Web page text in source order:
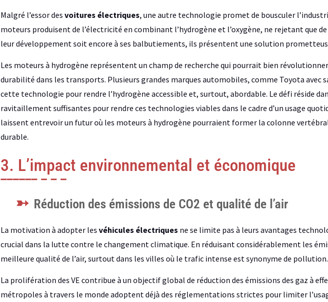
Malgré l’essor des voitures électriques, une autre technologie promet de bousculer
moteurs produisent de l’électricité en combinant l’hydrogène et l’oxygène, ne rejetant que
leur développement soit encore à ses balbutiements, ils présentent une solution
Les moteurs à hydrogène représentent un champ de recherche qui pourrait bien
durabilité dans les transports. Plusieurs grandes marques automobiles, comme Toyota avec
cette technologie pour rendre l’hydrogène accessible et, surtout, abordable. Le défi réside
ravitaillement suffisantes pour rendre ces technologies viables dans le cadre d’un usage
laissent entrevoir un futur où les moteurs à hydrogène pourraient former la colonne
durable.
3. L’impact environnemental et économique
Réduction des émissions de CO2 et qualité de l’air
La motivation à adopter les véhicules électriques ne se limite pas à leurs avantages
crucial dans la lutte contre le changement climatique. En réduisant considérablement les
meilleure qualité de l’air, surtout dans les villes où le trafic intense est synonyme de pollution.
La prolifération des VE contribue à un objectif global de réduction des émissions des gaz à
métropoles à travers le monde adoptent déjà des réglementations strictes pour limiter